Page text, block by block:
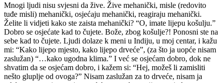
Mnogi ljudi nisu svjesni da žive. Žive mehanički, misle (redovito
tuđe misli) mehanički, osjećaju mehanički, reagiraju mehanički.
Želite li vidjeti kako ste zaista mehanički? “O, imate lijepu košulju.”
Dobro se osjećate kad to čujete. Bože, zbog košulje?! Ponosni ste na
sebe kad to čujete. Ljudi dolaze k meni u Indiju, u moj centar, i kažu
mi: “Kako lijepo mjesto, kako lijepo drveće”, (za što ja uopće nisam
zaslužan) “…kako ugodna klima.” I već se osjećam dobro, dok ne
shvatim da se osjećam dobro, i kažem si: “Hej, možeš li zamisliti
nešto gluplje od ovoga?” Nisam zaslužan za to drveće, nisam ja